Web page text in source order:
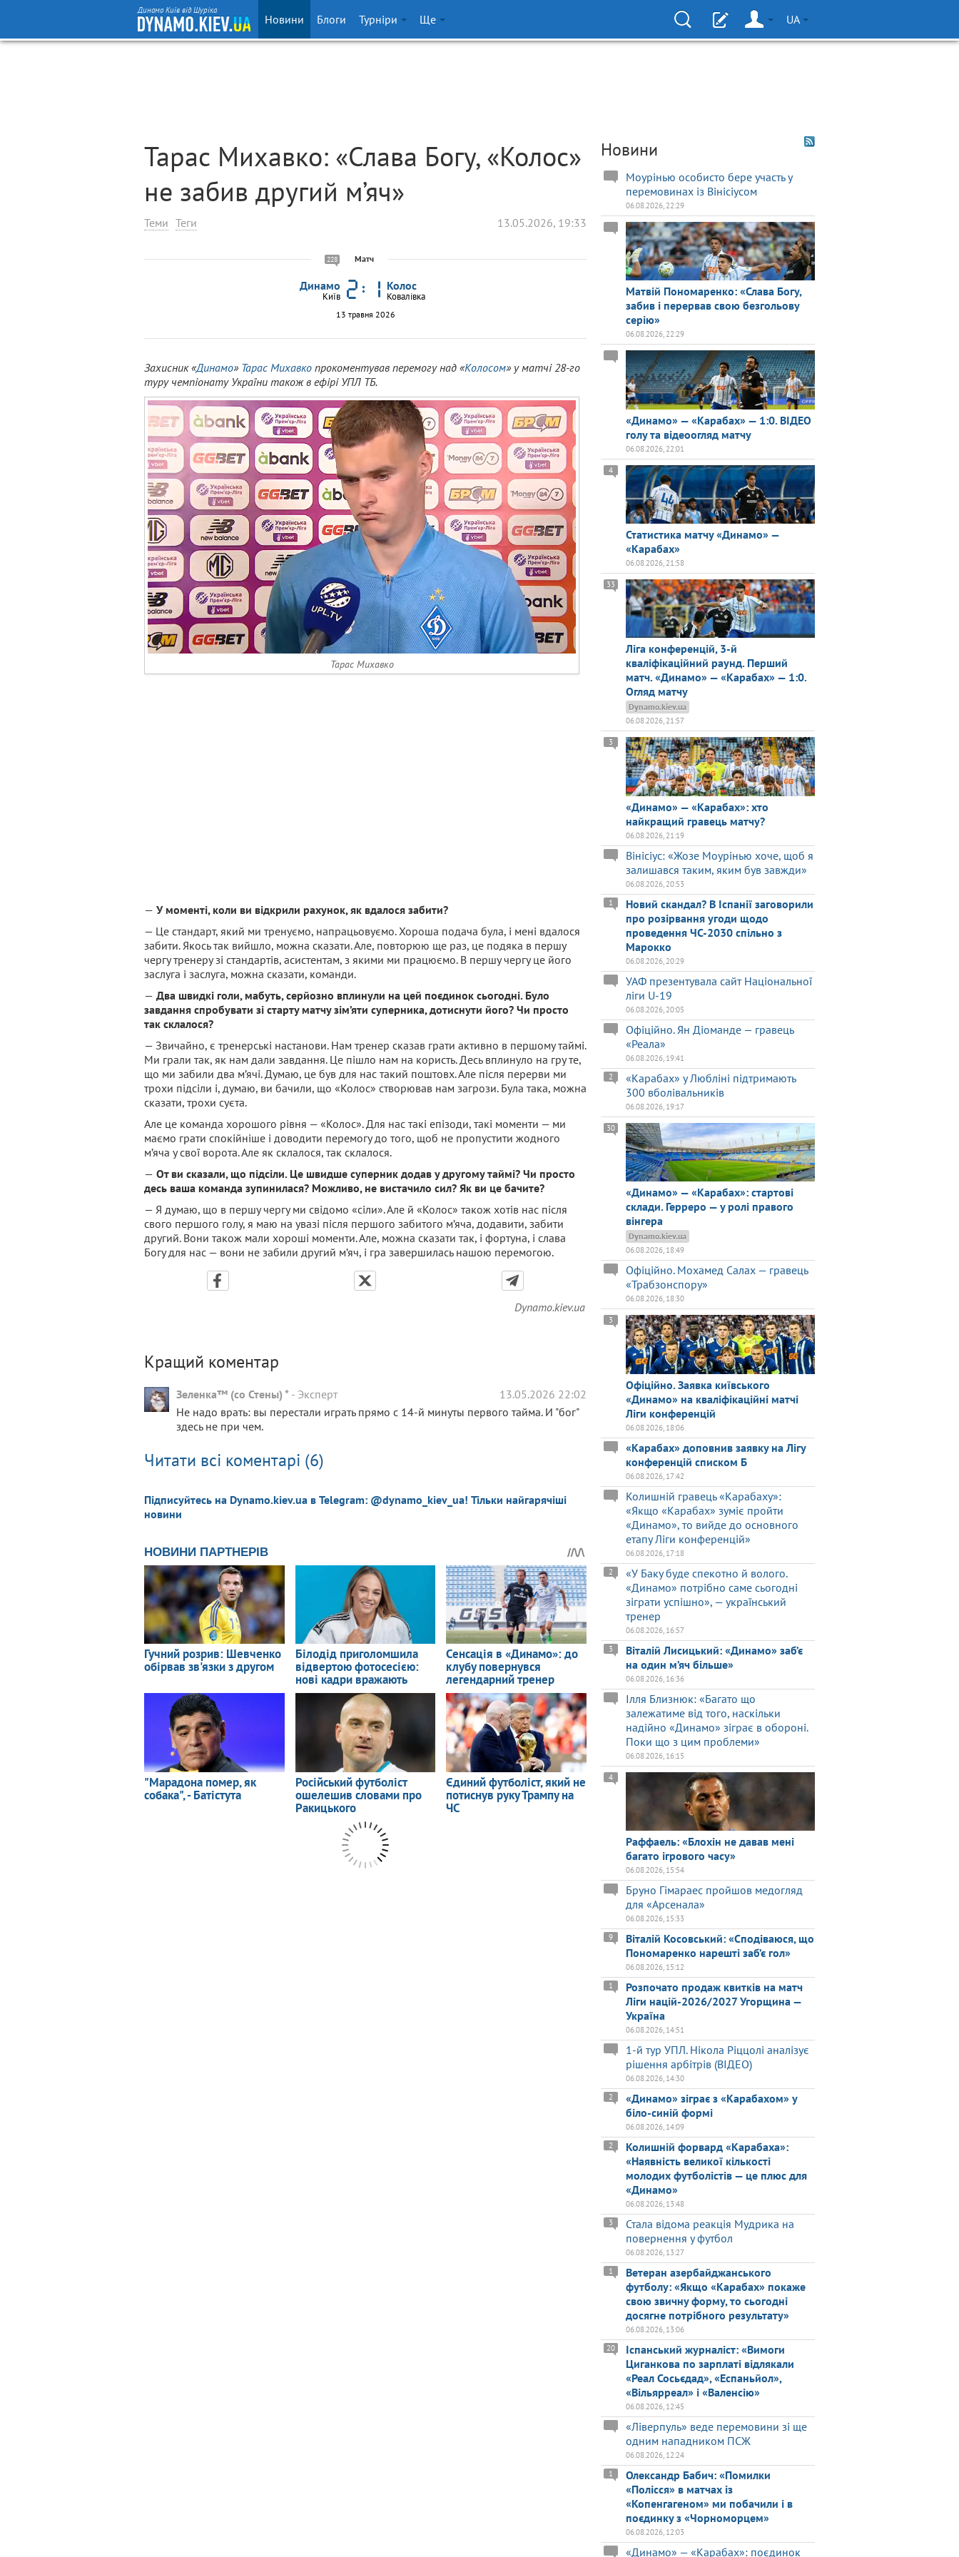
Динамо Київ від Шуріка
Новини Блоги Турніри Ще UA
Тарас Михавко: «Слава Богу, «Колос»
не забив другий м’яч»
Теми Теги 13.05.2026, 19:33
228 Матч
Динамо
Київ
Колос
Ковалівка
13 травня 2026
Захисник «Динамо» Тарас Михавко прокоментував перемогу над «Колосом» у матчі 28-го
туру чемпіонату України також в ефірі УПЛ ТБ.
Тарас Михавко
— У моменті, коли ви відкрили рахунок, як вдалося забити?
— Це стандарт, який ми тренуємо, напрацьовуємо. Хороша подача була, і мені вдалося
забити. Якось так вийшло, можна сказати. Але, повторюю ще раз, це подяка в першу
чергу тренеру зі стандартів, асистентам, з якими ми працюємо. В першу чергу це його
заслуга і заслуга, можна сказати, команди.
— Два швидкі голи, мабуть, серйозно вплинули на цей поєдинок сьогодні. Було
завдання спробувати зі старту матчу зім’яти суперника, дотиснути його? Чи просто
так склалося?
— Звичайно, є тренерські настанови. Нам тренер сказав грати активно в першому таймі.
Ми грали так, як нам дали завдання. Це пішло нам на користь. Десь вплинуло на гру те,
що ми забили два м’ячі. Думаю, це був для нас такий поштовх. Але після перерви ми
трохи підсіли і, думаю, ви бачили, що «Колос» створював нам загрози. Була така, можна
сказати, трохи суєта.
Але це команда хорошого рівня — «Колос». Для нас такі епізоди, такі моменти — ми
маємо грати спокійніше і доводити перемогу до того, щоб не пропустити жодного
м’яча у свої ворота. Але як склалося, так склалося.
— От ви сказали, що підсіли. Це швидше суперник додав у другому таймі? Чи просто
десь ваша команда зупинилася? Можливо, не вистачило сил? Як ви це бачите?
— Я думаю, що в першу чергу ми свідомо «сіли». Але й «Колос» також хотів нас після
свого першого голу, я маю на увазі після першого забитого м’яча, додавити, забити
другий. Вони також мали хороші моменти. Але, можна сказати так, і фортуна, і слава
Богу для нас — вони не забили другий м’яч, і гра завершилась нашою перемогою.
Dynamo.kiev.ua
Кращий коментар
Зеленка™ (со Стены) * - Эксперт
13.05.2026 22:02
Не надо врать: вы перестали играть прямо с 14-й минуты первого тайма. И "бог"
здесь не при чем.
Читати всі коментарі (6)
Підписуйтесь на Dynamo.kiev.ua в Telegram: @dynamo_kiev_ua! Тільки найгарячіші
новини
Новини
Моурінью особисто бере участь у
перемовинах із Вінісіусом
06.08.2026, 22:29
Матвій Пономаренко: «Слава Богу,
забив і перервав свою безгольову
серію»
06.08.2026, 22:29
«Динамо» — «Карабах» — 1:0. ВІДЕО
голу та відеоогляд матчу
06.08.2026, 22:01
Статистика матчу «Динамо» —
«Карабах»
4
06.08.2026, 21:58
Ліга конференцій, 3-й
кваліфікаційний раунд. Перший
матч. «Динамо» — «Карабах» — 1:0.
Огляд матчу
33
Dynamo.kiev.ua
06.08.2026, 21:57
«Динамо» — «Карабах»: хто
найкращий гравець матчу?
3
06.08.2026, 21:19
Вінісіус: «Жозе Моурінью хоче, щоб я
залишався таким, яким був завжди»
06.08.2026, 20:53
Новий скандал? В Іспанії заговорили
про розірвання угоди щодо
проведення ЧС-2030 спільно з
Марокко
1
06.08.2026, 20:29
УАФ презентувала сайт Національної
ліги U-19
06.08.2026, 20:05
Офіційно. Ян Діоманде — гравець
«Реала»
06.08.2026, 19:41
«Карабах» у Любліні підтримають
300 вболівальників
2
06.08.2026, 19:17
«Динамо» — «Карабах»: стартові
склади. Герреро — у ролі правого
вінгера
30
Dynamo.kiev.ua
06.08.2026, 18:49
Офіційно. Мохамед Салах — гравець
«Трабзонспору»
06.08.2026, 18:30
Офіційно. Заявка київського
«Динамо» на кваліфікаційні матчі
Ліги конференцій
3
06.08.2026, 18:06
«Карабах» доповнив заявку на Лігу
конференцій списком Б
06.08.2026, 17:42
Колишній гравець «Карабаху»:
«Якщо «Карабах» зуміє пройти
«Динамо», то вийде до основного
етапу Ліги конференцій»
06.08.2026, 17:18
«У Баку буде спекотно й волого.
«Динамо» потрібно саме сьогодні
зіграти успішно», — український
тренер
2
06.08.2026, 16:57
Віталій Лисицький: «Динамо» заб’є
на один м’яч більше»
3
06.08.2026, 16:36
Ілля Близнюк: «Багато що
залежатиме від того, наскільки
надійно «Динамо» зіграє в обороні.
Поки що з цим проблеми»
06.08.2026, 16:15
Раффаель: «Блохін не давав мені
багато ігрового часу»
4
06.08.2026, 15:54
Бруно Гімараес пройшов медогляд
для «Арсенала»
06.08.2026, 15:33
Віталій Косовський: «Сподіваюся, що
Пономаренко нарешті заб’є гол»
9
06.08.2026, 15:12
Розпочато продаж квитків на матч
Ліги націй-2026/2027 Угорщина —
Україна
1
06.08.2026, 14:51
1-й тур УПЛ. Нікола Ріццолі аналізує
рішення арбітрів (ВІДЕО)
06.08.2026, 14:30
«Динамо» зіграє з «Карабахом» у
біло-синій формі
2
06.08.2026, 14:09
Колишній форвард «Карабаха»:
«Наявність великої кількості
молодих футболістів — це плюс для
«Динамо»
2
06.08.2026, 13:48
Стала відома реакція Мудрика на
повернення у футбол
3
06.08.2026, 13:27
Ветеран азербайджанського
футболу: «Якщо «Карабах» покаже
свою звичну форму, то сьогодні
досягне потрібного результату»
1
06.08.2026, 13:06
Іспанський журналіст: «Вимоги
Циганкова по зарплаті відлякали
«Реал Сосьєдад», «Еспаньйол»,
«Вільярреал» і «Валенсію»
20
06.08.2026, 12:45
«Ліверпуль» веде перемовини зі ще
одним нападником ПСЖ
06.08.2026, 12:24
Олександр Бабич: «Помилки
«Полісся» в матчах із
«Копенгагеном» ми побачили і в
поєдинку з «Чорноморцем»
1
06.08.2026, 12:03
«Динамо» — «Карабах»: поєдинок